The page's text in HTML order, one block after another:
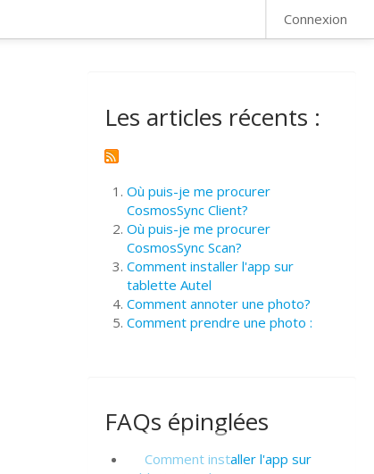
Connexion
Les articles récents :
Où puis-je me procurer
CosmosSync Client?
Où puis-je me procurer
CosmosSync Scan?
Comment installer l'app sur
tablette Autel
Comment annoter une photo?
Comment prendre une photo :
FAQs épinglées
Comment installer l'app sur